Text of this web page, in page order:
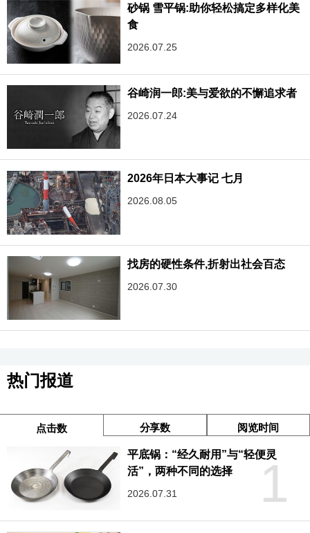
砂锅 雪平锅:助你轻松搞定多样化美
食
2026.07.25
谷崎润一郎:美与爱欲的不懈追求者
2026.07.24
2026年日本大事记 七月
2026.08.05
找房的硬性条件,折射出社会百态
2026.07.30
热门报道
点击数 分享数 阅览时间
1
平底锅：“经久耐用”与“轻便灵
活”，两种不同的选择
2026.07.31